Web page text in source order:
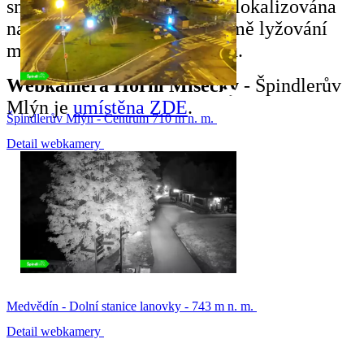
snowboardisty. Sjezdovka je lokalizována
na slunném svahu, takže kromě lyžování
můžete relaxovat na sluníčku.
Webkamera Horní Mísečky - Špindlerův
Mlýn je umístěna ZDE.
Špindlerův Mlýn - Centrum 710 m n. m.
Detail webkamery
Medvědín - Dolní stanice lanovky - 743 m n. m.
Detail webkamery